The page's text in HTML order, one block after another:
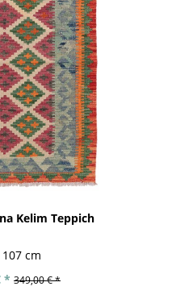
Kelim Teppich
cm
* 349,00 € *